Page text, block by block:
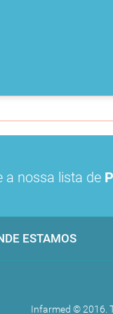
a nossa lista de
ESTAMOS
Infarmed © 2016.